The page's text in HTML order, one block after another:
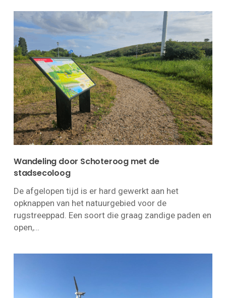
Wandeling door Schoteroog met de
stadsecoloog
De afgelopen tijd is er hard gewerkt aan het
opknappen van het natuurgebied voor de
rugstreeppad. Een soort die graag zandige paden en
open,…